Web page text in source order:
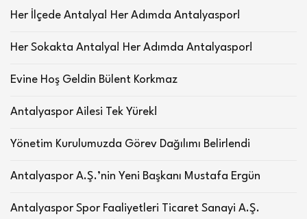
Her İlçede Antalya! Her Adımda Antalyaspor!
Her Sokakta Antalya! Her Adımda Antalyaspor!
Evine Hoş Geldin Bülent Korkmaz
Antalyaspor Ailesi Tek Yürek!
Yönetim Kurulumuzda Görev Dağılımı Belirlendi
Antalyaspor A.Ş.’nin Yeni Başkanı Mustafa Ergün
Antalyaspor Spor Faaliyetleri Ticaret Sanayi A.Ş.